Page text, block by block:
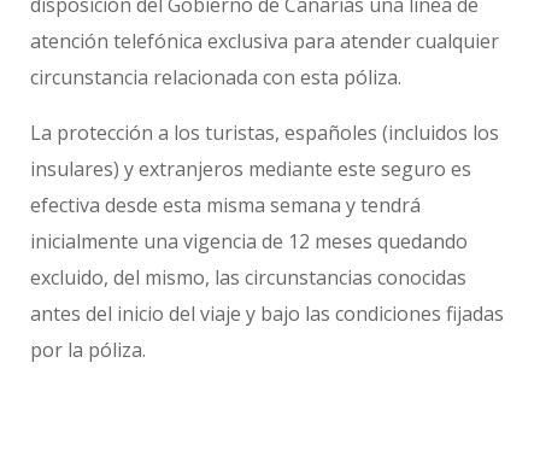
atención telefónica exclusiva para atender cualquier
circunstancia relacionada con esta póliza.
La protección a los turistas, españoles (incluidos los
insulares) y extranjeros mediante este seguro es
efectiva desde esta misma semana y tendrá
inicialmente una vigencia de 12 meses quedando
excluido, del mismo, las circunstancias conocidas
antes del inicio del viaje y bajo las condiciones fijadas
por la póliza.